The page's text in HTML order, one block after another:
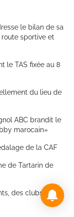
le bilan de sa
sportive et
le TAS fixée au 8
du lieu de
ABC brandit le
marocain»
de la CAF
de Tartarin de
des clubs en